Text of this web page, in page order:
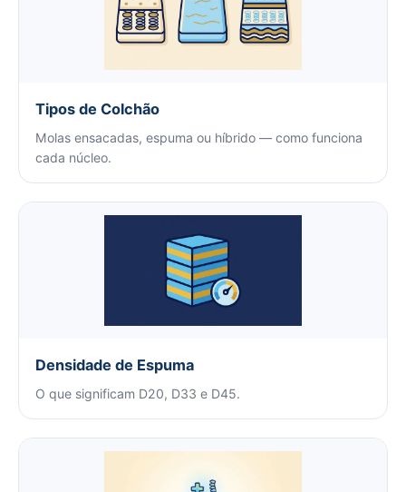
Tipos de Colchão
Molas ensacadas, espuma ou híbrido — como funciona
cada núcleo.
Densidade de Espuma
O que significam D20, D33 e D45.